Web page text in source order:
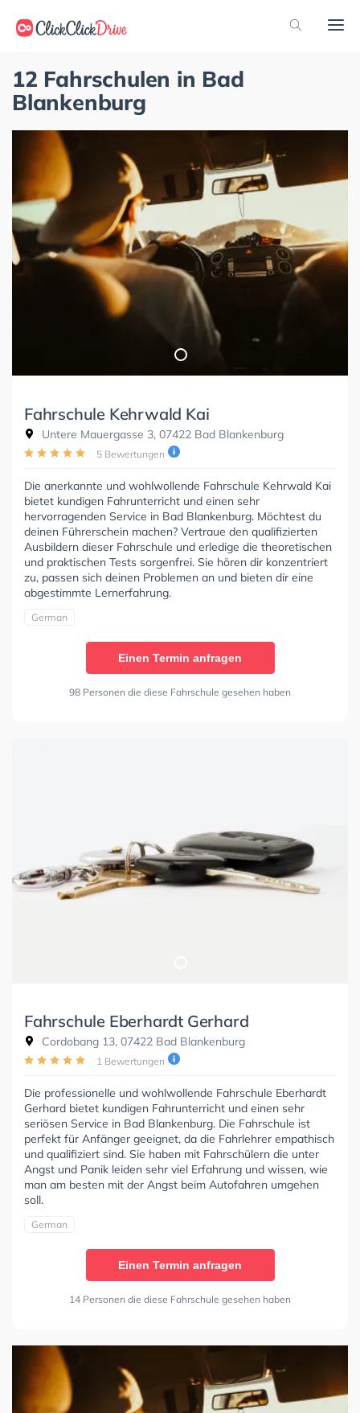
12 Fahrschulen in Bad
Blankenburg
Fahrschule Kehrwald Kai
Untere Mauergasse 3, 07422 Bad Blankenburg
5 Bewertungen
Die anerkannte und wohlwollende Fahrschule Kehrwald Kai
bietet kundigen Fahrunterricht und einen sehr
hervorragenden Service in Bad Blankenburg. Möchtest du
deinen Führerschein machen? Vertraue den qualifizierten
Ausbildern dieser Fahrschule und erledige die theoretischen
und praktischen Tests sorgenfrei. Sie hören dir konzentriert
zu, passen sich deinen Problemen an und bieten dir eine
abgestimmte Lernerfahrung.
German
Einen Termin anfragen
98 Personen die diese Fahrschule gesehen haben
Fahrschule Eberhardt Gerhard
Cordobang 13, 07422 Bad Blankenburg
1 Bewertungen
Die professionelle und wohlwollende Fahrschule Eberhardt
Gerhard bietet kundigen Fahrunterricht und einen sehr
seriösen Service in Bad Blankenburg. Die Fahrschule ist
perfekt für Anfänger geeignet, da die Fahrlehrer empathisch
und qualifiziert sind. Sie haben mit Fahrschülern die unter
Angst und Panik leiden sehr viel Erfahrung und wissen, wie
man am besten mit der Angst beim Autofahren umgehen
soll.
German
Einen Termin anfragen
14 Personen die diese Fahrschule gesehen haben